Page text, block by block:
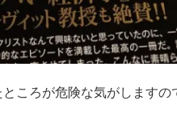
ころが危険な気がしますの